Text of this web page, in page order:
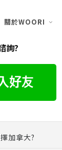
關於WOORI
詢?
加拿大?